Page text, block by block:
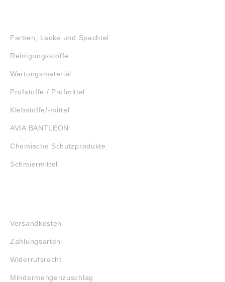
Farben, Lacke und Spachtel
Reinigungsstoffe
Wartungsmaterial
Prüfstoffe / Prüfmittel
Klebstoffe/-mittel
AVIA BANTLEON
Chemische Schutzprodukte
Schmiermittel
Versandkosten
Zahlungsarten
Widerrufsrecht
Mindermengenzuschlag